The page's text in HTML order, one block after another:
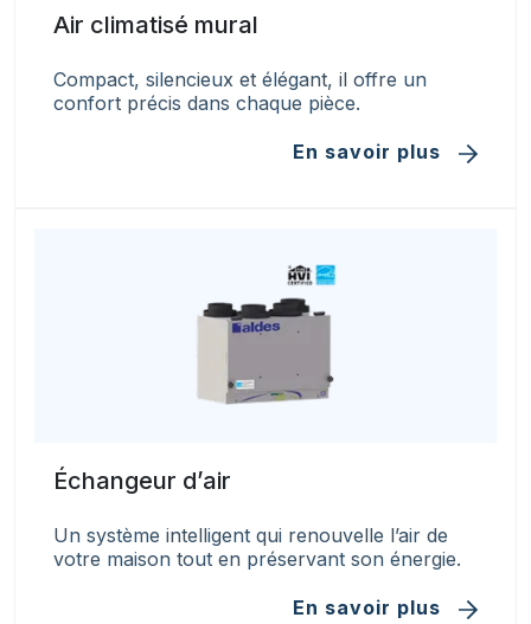
Air climatisé mural
Compact, silencieux et élégant, il offre un
confort précis dans chaque pièce.
En savoir plus
Échangeur d’air
Un système intelligent qui renouvelle l’air de
votre maison tout en préservant son énergie.
En savoir plus